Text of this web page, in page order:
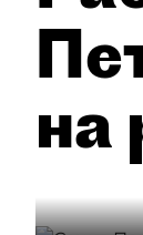
на